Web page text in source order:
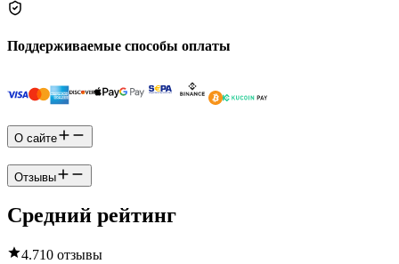
Поддерживаемые способы оплаты
О сайте
Отзывы
Средний рейтинг
4.710 отзывы